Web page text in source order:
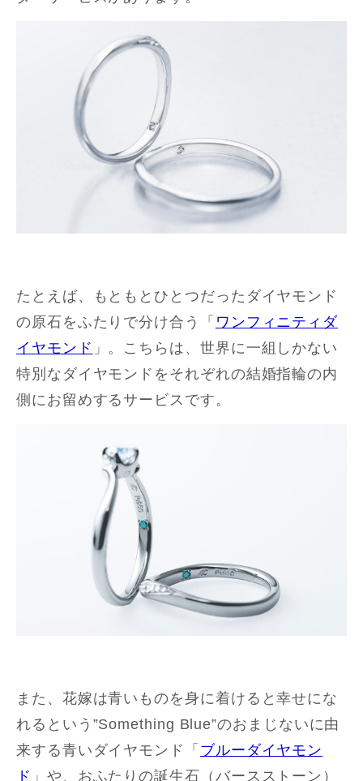
たとえば、もともとひとつだったダイヤモンド
の原石をふたりで分け合う「 ワンフィニティダ
イヤモンド 」。こちらは、世界に一組しかない
特別なダイヤモンドをそれぞれの結婚指輪の内
側にお留めするサービスです。
また、花嫁は青いものを身に着けると幸せにな
れるという”Something Blue”のおまじないに由
来する青いダイヤモンド「 ブルーダイヤモン
ド 」や、おふたりの誕生石（バースストーン）